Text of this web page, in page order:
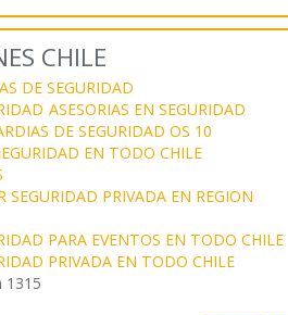
CHILE
DE SEGURIDAD
ASESORIAS EN SEGURIDAD
DE SEGURIDAD OS 10
EN TODO CHILE
SEGURIDAD PRIVADA EN REGION
PARA EVENTOS EN TODO CHILE
PRIVADA EN TODO CHILE
1315